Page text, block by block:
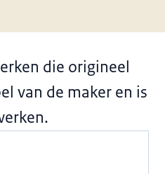
die origineel
van de maker en is